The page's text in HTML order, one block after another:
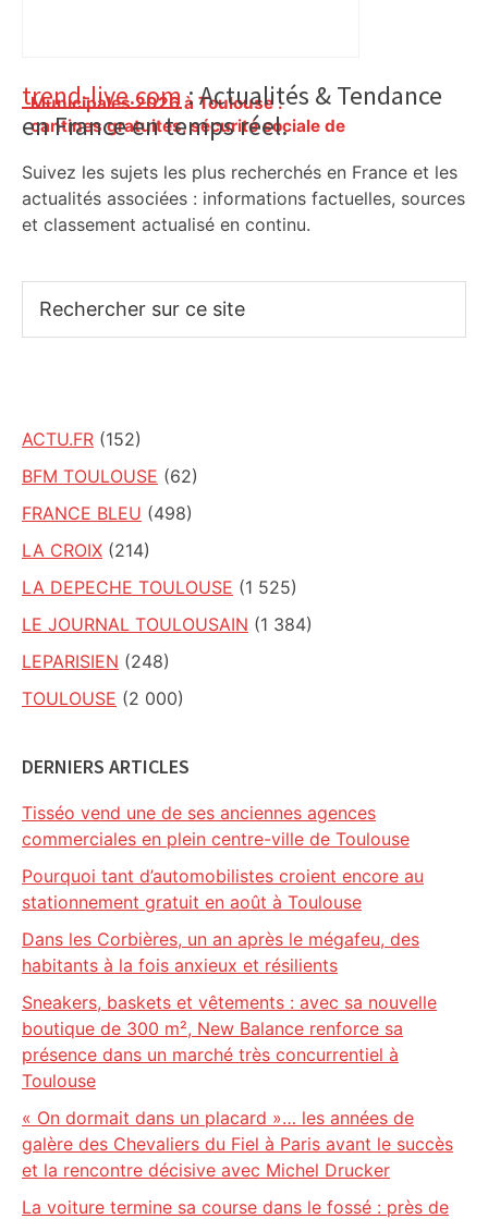
Municipales 2026 à Toulouse :
cantines gratuites, sécurité sociale de
propositions pour une meilleure
alimentation – ladepeche.fr
Primary
Sidebar
trend-live.com: Actualités & Tendance
en France en temps réel.
Suivez les sujets les plus recherchés en France et les
actualités associées : informations factuelles, sources
et classement actualisé en continu.
sur
ACTU.FR (152)
BFM TOULOUSE (62)
FRANCE BLEU (498)
LA CROIX (214)
LA DEPECHE TOULOUSE (1 525)
LE JOURNAL TOULOUSAIN (1 384)
LEPARISIEN (248)
TOULOUSE (2 000)
DERNIERS ARTICLES
Tisséo vend une de ses anciennes agences
commerciales en plein centre-ville de Toulouse
Pourquoi tant d’automobilistes croient encore au
stationnement gratuit en août à Toulouse
Dans les Corbières, un an après le mégafeu, des
habitants à la fois anxieux et résilients
Sneakers, baskets et vêtements : avec sa nouvelle
boutique de 300 m², New Balance renforce sa
présence dans un marché très concurrentiel à
Toulouse
« On dormait dans un placard »… les années de
galère des Chevaliers du Fiel à Paris avant le succès
et la rencontre décisive avec Michel Drucker
La voiture termine sa course dans le fossé : près de